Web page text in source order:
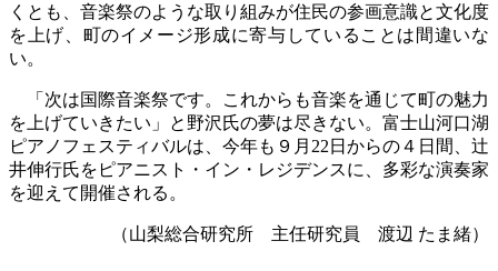
くとも、音楽祭のような取り組みが住民の参画意識と文化度
を上げ、町のイメージ形成に寄与していることは間違いな
い。
「次は国際音楽祭です。これからも音楽を通じて町の魅力
を上げていきたい」と野沢氏の夢は尽きない。富士山河口湖
ピアノフェスティバルは、今年も９月 22 日からの４日間、辻
井伸行氏をピアニスト・イン・レジデンスに、多彩な演奏家
を迎えて開催される。
（山梨総合研究所 主任研究員 渡辺 たま緒）